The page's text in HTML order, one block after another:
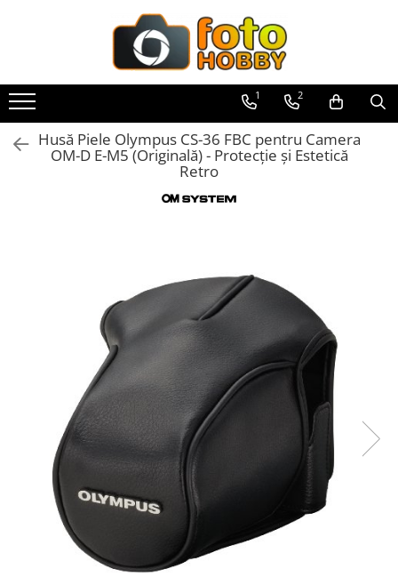
Aparate Foto
Aparate Foto Mirrorless
Aparate Foto DSLR
Obiective foto si accesorii
Obiective Mirorless
Obiective DSLR
Huse si tocuri protectie obiective
Obiective Cinematice
Parasolare
Teleconvertoare
Adaptoare montura / baioneta
Capace obiectiv si camera
Inele Macro
1 2
Husă Piele Olympus CS-36 FBC pentru Camera
OM-D E-M5 (Originală) - Protecție și Estetică
Retro